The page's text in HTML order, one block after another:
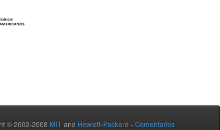
© 2002-2008 MIT and Hewlett-Packard - Comentarios